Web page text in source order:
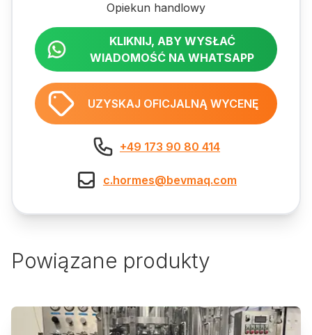
Opiekun handlowy
KLIKNIJ, ABY WYSŁAĆ
WIADOMOŚĆ NA WHATSAPP
UZYSKAJ OFICJALNĄ WYCENĘ
+49 173 90 80 414
c.hormes@bevmaq.com
Powiązane produkty